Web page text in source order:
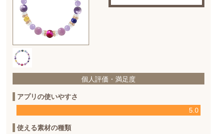
個人評価・満足度
アプリの使いやすさ
5.0
使える素材の種類